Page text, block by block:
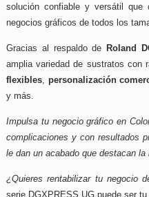
solución confiable y versátil que
negocios gráficos de todos los
Gracias al respaldo de Roland
amplia variedad de sustratos con
flexibles, personalización
y más.
Impulsa tu negocio gráfico en
complicaciones y con resultados
le dan un acabado que destacan la
¿Quieres rentabilizar tu negocio
serie DGXPRESS UG puede ser